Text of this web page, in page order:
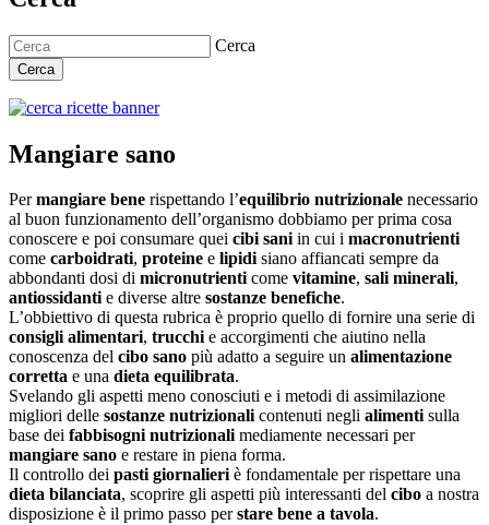
Cerca
Cerca
Mangiare sano
Permangiare bene rispettando l’equilibrio nutrizionale necessario
al buon funzionamento dell’organismo dobbiamo per prima cosa
conoscere e poi consumare quei cibi saniin cui i macronutrienti
come carboidrati, proteine e lipidisiano affiancati sempre da
abbondanti dosi di micronutrienticome vitamine, sali minerali,
antiossidantie diverse altre sostanze benefiche.
L’obbiettivo di questa rubrica è proprio quello di fornire una serie di
consigli alimentari, trucchie accorgimenti che aiutino nella
conoscenza del cibo sano più adatto a seguire un alimentazione
corretta e una dieta equilibrata.
Svelando gli aspetti meno conosciuti e i metodi di assimilazione
migliori delle sostanze nutrizionalicontenuti negli alimentisulla
base dei fabbisogni nutrizionalimediamente necessari per
mangiare sano e restare in piena forma.
Il controllo dei pasti giornalieriè fondamentale per rispettare una
dieta bilanciata, scoprire gli aspetti più interessanti del cibo a nostra
disposizione è il primo passo perstare bene a tavola.